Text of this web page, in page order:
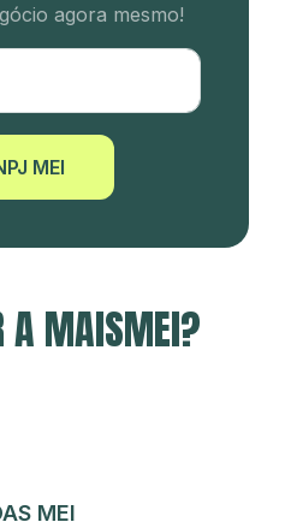
agora mesmo!
MEI
A MAISMEI?
MEI